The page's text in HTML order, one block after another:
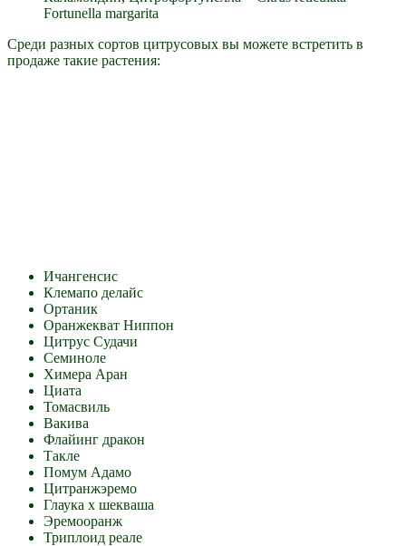
Fortunella margarita
Среди разных сортов цитрусовых вы можете встретить в
продаже такие растения:
Ичангенсис
Клемапо делайс
Ортаник
Оранжекват Ниппон
Цитрус Судачи
Семиноле
Химера Аран
Циата
Томасвиль
Вакива
Флайинг дракон
Такле
Помум Адамо
Цитранжэремо
Глаука х шекваша
Эремооранж
Триплоид реале